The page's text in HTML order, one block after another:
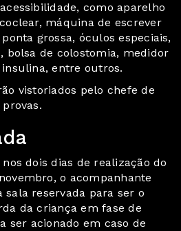
como aparelho
máquina de escrever
grossa, óculos especiais,
bolsa de colostomia, medidor
entre outros.
vistoriados pelo chefe de
dois dias de realização do
o acompanhante
reservada para ser o
da criança em fase de
ser acionado em caso de